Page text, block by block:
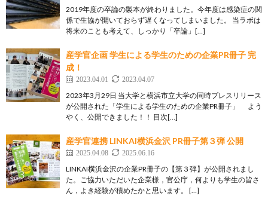
2019年度の卒論の製本が終わりました。今年度は感染症の関
係で生協が開いておらず遅くなってしまいました。 当ラボは
将来のことも考えて、しっかり「卒論」[…]
産学官企画 学生による学生のための企業PR冊子 完
成！
2023.04.01 2023.04.07
2023年3月29日 当大学と横浜市立大学の同時プレスリリース
が公開された「学生による学生のための企業PR冊子」 よう
やく、公開できました！！ 目次[…]
産学官連携 LINKAI横浜金沢 PR冊子第３弾 公開
2025.04.08 2025.06.16
LINKAI横浜金沢の企業PR冊子の【第３弾】が公開されまし
た。ご協力いただいた企業様，官公庁，何よりも学生の皆さ
ん，よき経験が積めたかと思います。 […]